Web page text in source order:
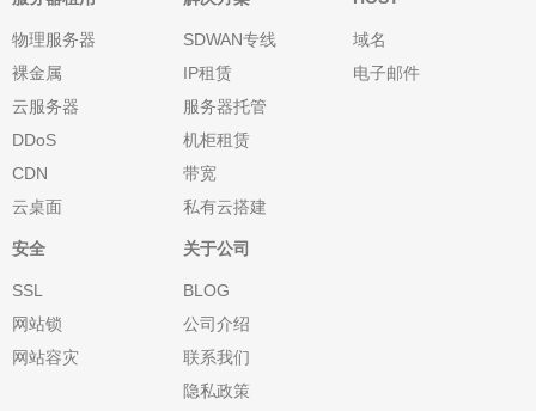
物理服务器
裸金属
云服务器
DDoS
CDN
云桌面
SDWAN专线
IP租赁
服务器托管
机柜租赁
带宽
私有云搭建
域名
电子邮件
安全
SSL
网站锁
网站容灾
关于公司
BLOG
公司介绍
联系我们
隐私政策